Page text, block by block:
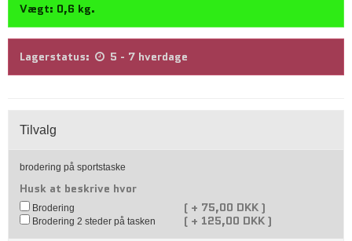
Vægt: 0,6 kg.
Lagerstatus: 5 - 7 hverdage
Tilvalg
brodering på sportstaske
Husk at beskrive hvor
Brodering ( + 75,00 DKK )
Brodering 2 steder på tasken ( + 125,00 DKK )